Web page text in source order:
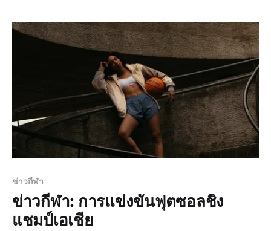
ข่าวกีฬา
ข่าวกีฬา: การแข่งขันฟุตซอลชิง
แชมป์เอเชีย